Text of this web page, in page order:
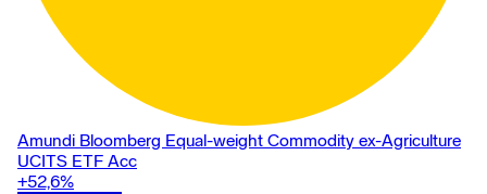
Amundi Bloomberg Equal-weight Commodity ex-Agriculture
UCITS ETF Acc
+52,6%